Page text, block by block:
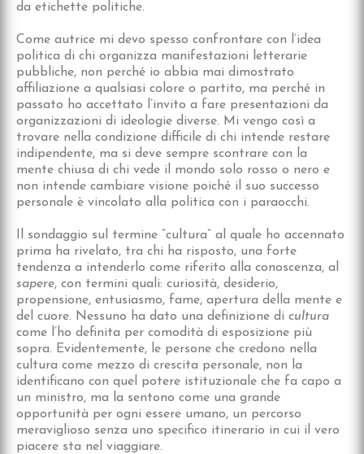
da etichette politiche.
Come autrice mi devo spesso confrontare con l’idea
politica di chi organizza manifestazioni letterarie
pubbliche, non perché io abbia mai dimostrato
affiliazione a qualsiasi colore o partito, ma perché in
passato ho accettato l’invito a fare presentazioni da
organizzazioni di ideologie diverse. Mi vengo così a
trovare nella condizione difficile di chi intende restare
indipendente, ma si deve sempre scontrare con la
mente chiusa di chi vede il mondo solo rosso o nero e
non intende cambiare visione poiché il suo successo
personale è vincolato alla politica con i paraocchi.
Il sondaggio sul termine “cultura” al quale ho accennato
prima ha rivelato, tra chi ha risposto, una forte
tendenza a intenderlo come riferito alla conoscenza, al
sapere, con termini quali: curiosità, desiderio,
propensione, entusiasmo, fame, apertura della mente e
del cuore. Nessuno ha dato una definizione di cultura
come l’ho definita per comodità di esposizione più
sopra. Evidentemente, le persone che credono nella
cultura come mezzo di crescita personale, non la
identificano con quel potere istituzionale che fa capo a
un ministro, ma la sentono come una grande
opportunità per ogni essere umano, un percorso
meraviglioso senza uno specifico itinerario in cui il vero
piacere sta nel viaggiare.